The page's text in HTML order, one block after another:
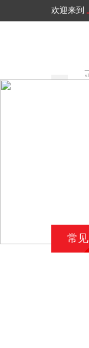
欢迎来到
常